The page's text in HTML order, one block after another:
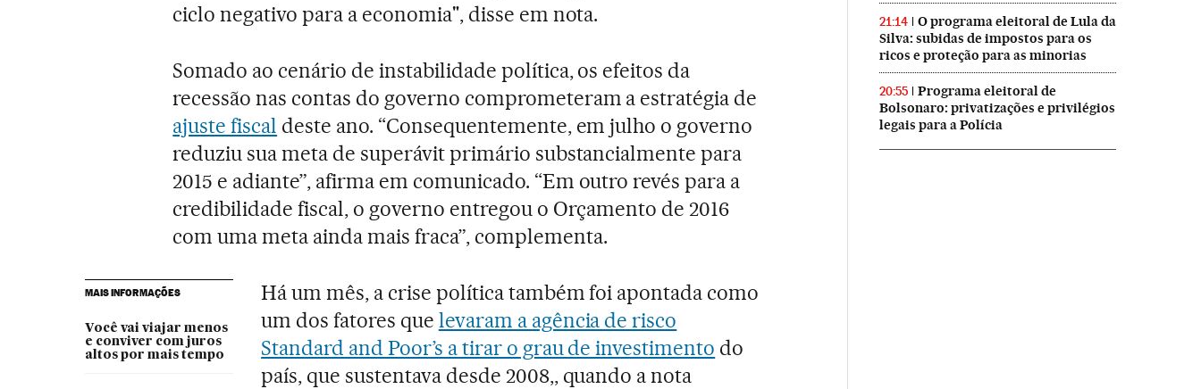
ciclo negativo para a economia", disse em nota.
Somado ao cenário de instabilidade política, os efeitos da
recessão nas contas do governo comprometeram a estratégia de
ajuste fiscal deste ano. “Consequentemente, em julho o governo
reduziu sua meta de superávit primário substancialmente para
2015 e adiante”, afirma em comunicado. “Em outro revés para a
credibilidade fiscal, o governo entregou o Orçamento de 2016
com uma meta ainda mais fraca”, complementa.
MAIS INFORMAÇÕES
Você vai viajar menos
e conviver com juros
altos por mais tempo
Há um mês, a crise política também foi apontada como
um dos fatores que levaram a agência de risco
Standard and Poor’s a tirar o grau de investimento do
país, que sustentava desde 2008,, quando a nota
21:14
O programa eleitoral de Lula da
Silva: subidas de impostos para os
ricos e proteção para as minorias
20:55
Programa eleitoral de
Bolsonaro: privatizações e privilégios
legais para a Polícia